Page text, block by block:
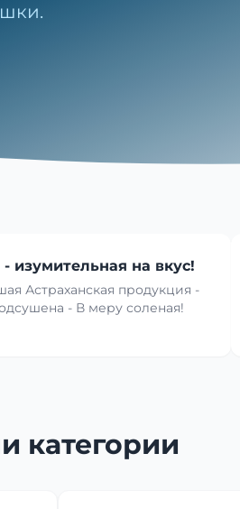
изумительная на вкус!
Астраханская продукция -
- В меру соленая!
категории